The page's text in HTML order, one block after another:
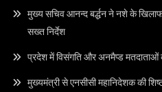
मुख्य सचिव आनन्द बर्द्धन ने नशे के
सख्त निर्देश
प्रदेश में विसंगति और अनमैप्ड मतदाताओं
मुख्यमंत्री से एनसीसी महानिदेशक की